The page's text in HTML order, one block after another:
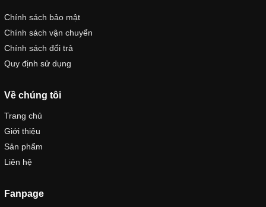
Chính sách bảo mật
Chính sách vận chuyển
Chính sách đổi trả
Quy định sử dụng
Về chúng tôi
Trang chủ
Giới thiệu
Sản phẩm
Liên hệ
Fanpage